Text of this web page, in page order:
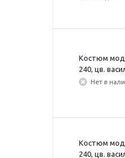
Костюм мод
240, цв.
Нет в
Костюм мод
240, цв.